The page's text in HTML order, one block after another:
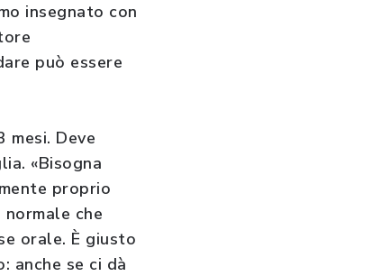
insegnato con
può essere
Deve
«Bisogna
proprio
che
orale. È giusto
anche se ci dà